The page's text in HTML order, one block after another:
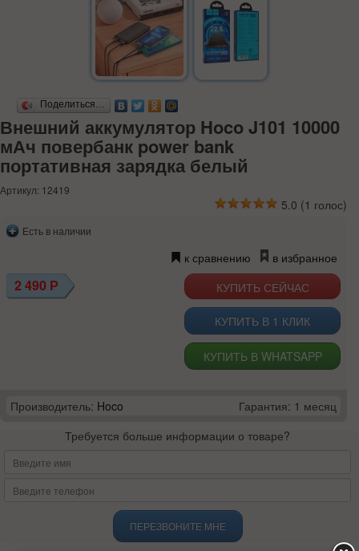
Поделиться…
Внешний аккумулятор Hoco J101 10000
мАч повербанк power bank
портативная зарядка белый
Артикул: 12419
5.0 (1 голос)
Есть в наличии
к сравнению в избранное
2 490 Р
КУПИТЬ В 1 КЛИК
КУПИТЬ В WHATSAPP
Производитель: Hoco
Гарантия: 1 месяц
Требуется больше информации о товаре?
ПЕРЕЗВОНИТЕ МНЕ